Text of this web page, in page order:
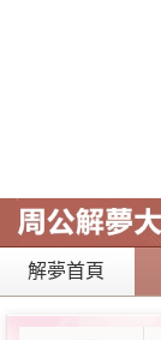
解夢首頁